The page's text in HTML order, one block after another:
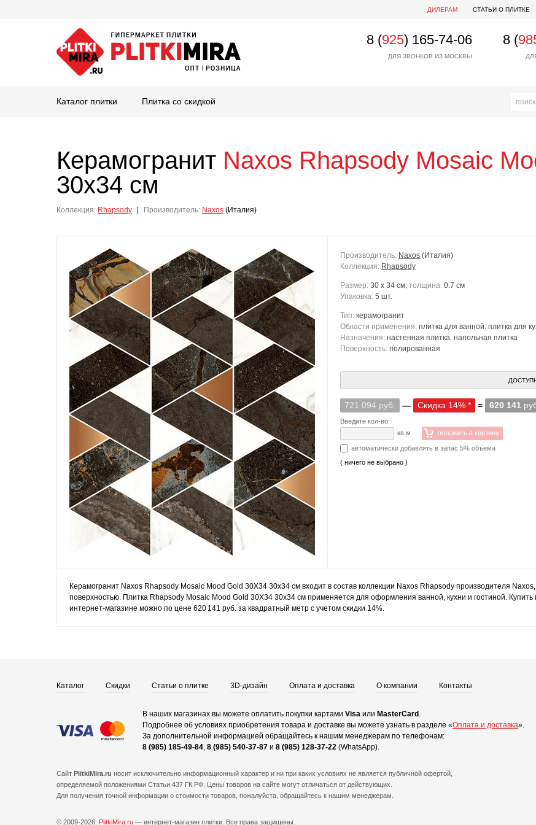
ДИЛЕРАМ СТАТЬИ О ПЛИТКЕ
8 (925) 165-74-06
ДЛЯ ЗВОНКОВ ИЗ МОСКВЫ
8 (
Каталог плитки Плитка со скидкой
Керамогранит Naxos Rhapsody Mosaic
30x34 см
Коллекция: Rhapsody Производитель: Naxos (Италия)
Производитель: Naxos (Италия)
Коллекция: Rhapsody
Размер: 30 x 34 см; толщина: 0.7 см
Упаковка: 5 шт.
Тип: керамогранит
Области применения: плитка для ванной, плитка для
Назначения: настенная плитка, напольная плитка
Поверхность: полированная
721 094 руб. — Скидка 14% * = 620 141
Введите кол-во:
кв.м
положить в корзину
автоматически добавлять в запас 5% объема
( ничего не выбрано )
Керамогранит Naxos Rhapsody Mosaic Mood Gold 30X34 30x34 см входит в состав коллекции Naxos Rhapsody производителя
поверхностью. Плитка Rhapsody Mosaic Mood Gold 30X34 30x34 см применяется для оформления ванной, кухни и гостиной.
интернет-магазине можно по цене 620 141 руб. за квадратный метр с учетом скидки 14%.
Каталог Скидки Статьи о плитке 3D-дизайн Оплата и доставка О компании Контакты
В наших магазинах вы можете оплатить покупки картами Visa или MasterCard .
Подробнее об условиях приобретения товара и доставке вы можете узнать в разделе «Оплата и доставка».
За дополнительной информацией обращайтесь к нашим менеджерам по телефонам:
8 (985) 185-49-84, 8 (985) 540-37-87 и 8 (985) 128-37-22 (WhatsApp).
Сайт PlitkiMira.ru носит исключительно информационный характер и ни при каких условиях не является публичной офертой,
определяемой положениями Статьи 437 ГК РФ. Цены товаров на сайте могут отличаться от действующих.
Для получения точной информации о стоимости товаров, пожалуйста, обращайтесь к нашим менеджерам.
© 2009-2026. PlitkiMira.ru — интернет-магазин плитки. Все права защищены.